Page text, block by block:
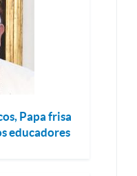
Papa frisa
educadores